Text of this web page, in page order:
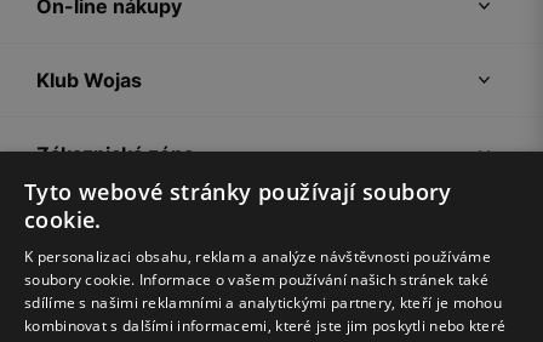
On-line nákupy
Klub Wojas
Zákaznická zóna
Společnost Wojas
Rady
Tyto webové stránky používají soubory
cookie.
K personalizaci obsahu, reklam a analýze návštěvnosti používáme
soubory cookie. Informace o vašem používání našich stránek také
sdílíme s našimi reklamními a analytickými partnery, kteří je mohou
kombinovat s dalšími informacemi, které jste jim poskytli nebo které